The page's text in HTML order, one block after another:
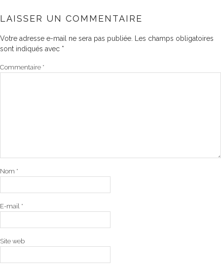
LAISSER UN COMMENTAIRE
Votre adresse e-mail ne sera pas publiée.
Les champs obligatoires
sont indiqués avec *
Commentaire *
Nom *
E-mail *
Site web